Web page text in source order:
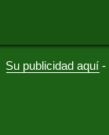
Su publicidad aquí -